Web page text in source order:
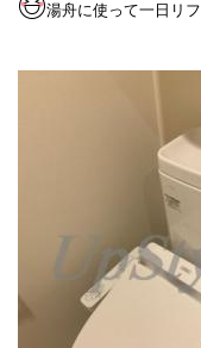
湯舟に使って一日リフ